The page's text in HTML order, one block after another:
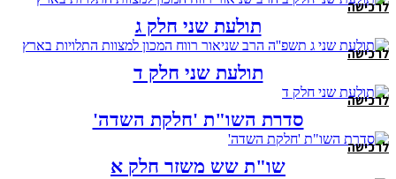
לרכישה
תולעת שני חלק ג
לרכישה
תולעת שני חלק ד
לרכישה
סדרת השו"ת 'חלקת השדה'
לרכישה
שו"ת שש משזר חלק א